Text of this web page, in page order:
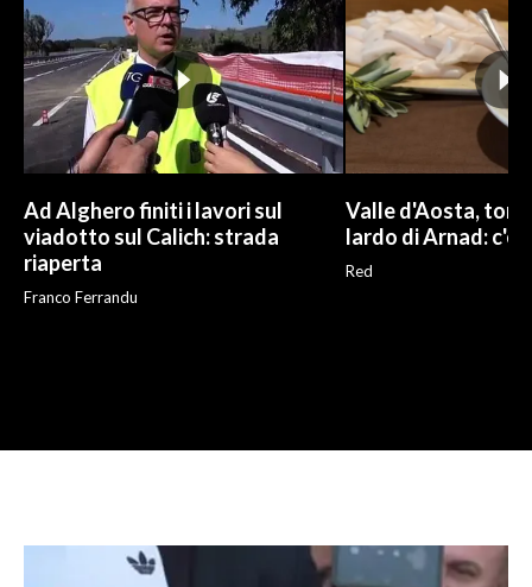
Ad Alghero finiti i lavori sul
viadotto sul Calich: strada
riaperta
Franco Ferrandu
Valle d'Aosta,
lardo di Arnad: c'è
Red